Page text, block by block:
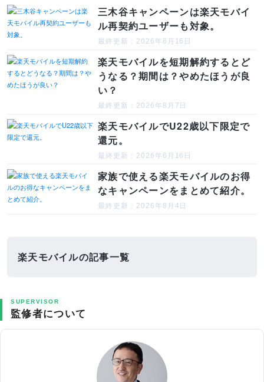
三木谷キャンペーンは楽天モバイ
ル再契約ユーザーも対象。
最終更新：2026年6月16日
楽天モバイルを短期解約するとど
うなる？期間は？やめたほうが良
い？
最終更新：2026年8月7日
楽天モバイルでU22歳以下限定で
還元。
最終更新：2026年6月16日
家族で使える楽天モバイルのお得
なキャンペーンをまとめて紹介。
最終更新：2026年8月4日
楽天モバイルの記事一覧
SUPERVISOR
監修者について